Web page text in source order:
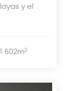
y el
y
el año.
con baño
602m2